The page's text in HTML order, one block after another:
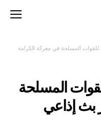
للقوات المسلحة في معركة الكرامة
المسلحة
بث إذاعي